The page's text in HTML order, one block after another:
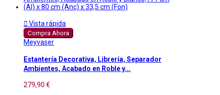
 Vista rápida
Compra Ahora
Meyvaser
Estantería Decorativa, Librería, Separador
Ambientes, Acabado en Roble y...
279,90 €